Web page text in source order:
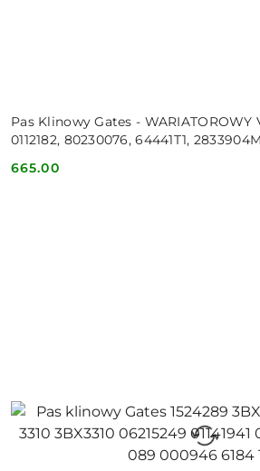
Pas Klinowy Gates - WARIATOROWY
0112182, 80230076, 64441T1,
Cena:
665.00